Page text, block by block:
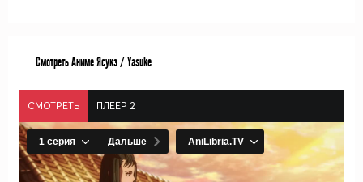
Смотреть Аниме Ясукэ / Yasuke
СМОТРЕТЬ ПЛЕЕР 2